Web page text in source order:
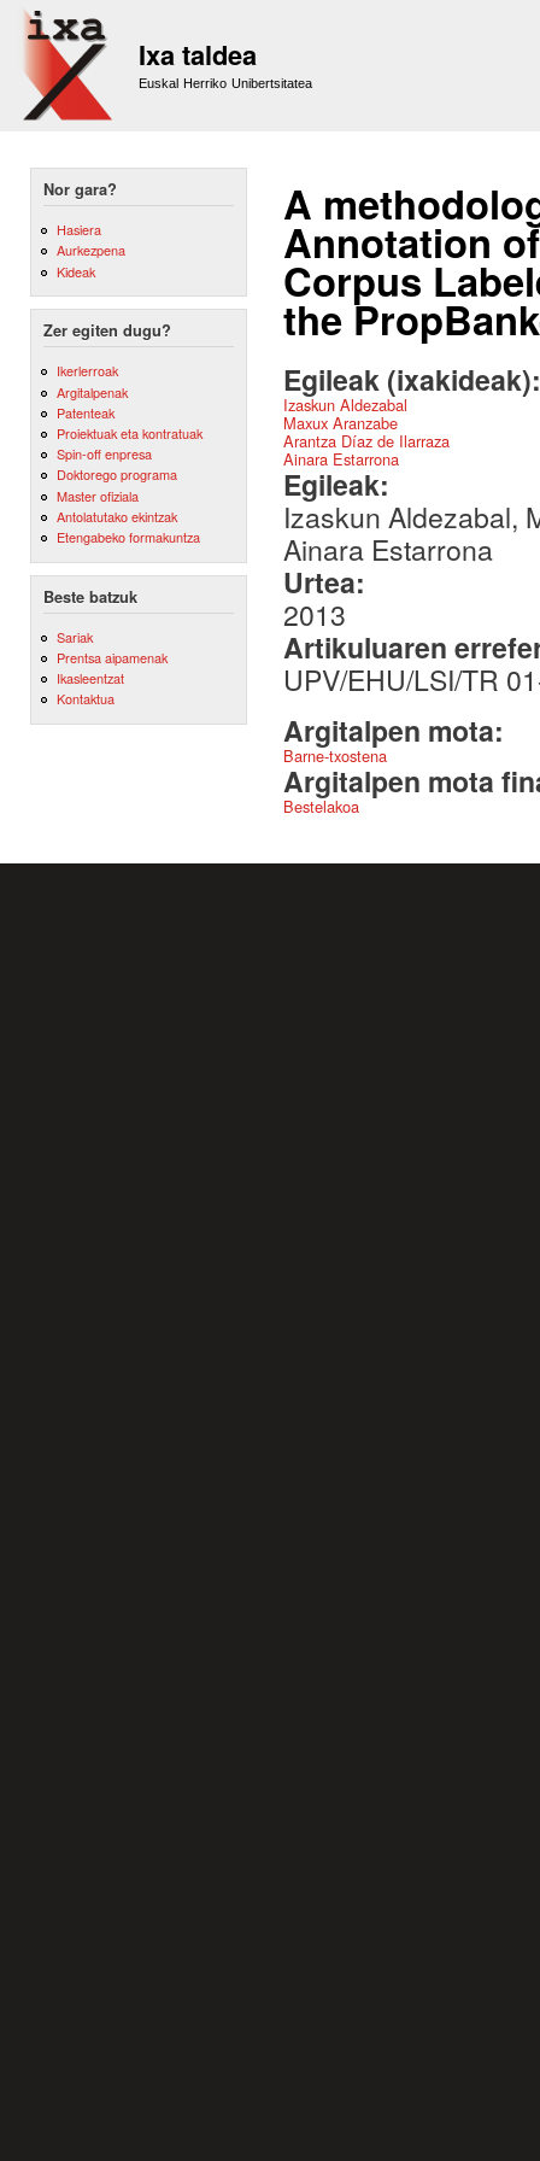
Ixa taldea
Euskal Herriko Unibertsitatea
Nor gara?
Hasiera
Aurkezpena
Kideak
Zer egiten dugu?
Ikerlerroak
Argitalpenak
Patenteak
Proiektuak eta kontratuak
Spin-off enpresa
Doktorego programa
Master ofiziala
Antolatutako ekintzak
Etengabeko formakuntza
Beste batzuk
Sariak
Prentsa aipamenak
Ikasleentzat
Kontaktua
A
Annotation
Corpus
the
Egileak
Izaskun Aldezabal
Maxux Aranzabe
Arantza Díaz de Ilarraza
Ainara Estarrona
Egileak:
Izaskun Aldezabal,
Ainara Estarrona
Urtea:
2013
Artikuluaren
UPV/EHU/LSI/TR
Argitalpen mota:
Barne-txostena
Argitalpen mota
Bestelakoa